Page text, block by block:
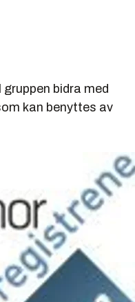
bidra med
kan benyttes av